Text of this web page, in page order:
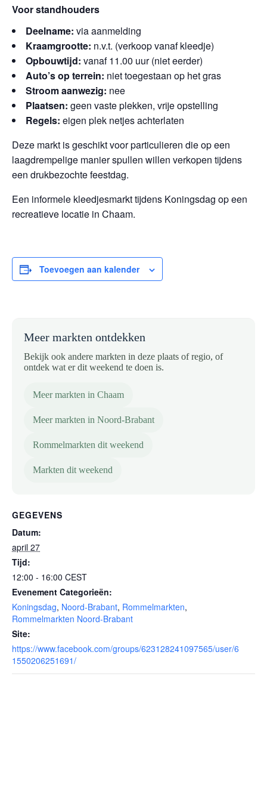
Voor standhouders
Deelname: via aanmelding
Kraamgrootte: n.v.t. (verkoop vanaf kleedje)
Opbouwtijd: vanaf 11.00 uur (niet eerder)
Auto’s op terrein: niet toegestaan op het gras
Stroom aanwezig: nee
Plaatsen: geen vaste plekken, vrije opstelling
Regels: eigen plek netjes achterlaten
Deze markt is geschikt voor particulieren die op een
laagdrempelige manier spullen willen verkopen tijdens
een drukbezochte feestdag.
Een informele kleedjesmarkt tijdens Koningsdag op een
recreatieve locatie in Chaam.
Toevoegen aan kalender
Meer markten ontdekken
Bekijk ook andere markten in deze plaats of regio, of
ontdek wat er dit weekend te doen is.
Meer markten in Chaam
Meer markten in Noord-Brabant
Rommelmarkten dit weekend
Markten dit weekend
GEGEVENS
Datum:
april 27
Tijd:
12:00 - 16:00 CEST
Evenement Categorieën:
Koningsdag, Noord-Brabant, Rommelmarkten,
Rommelmarkten Noord-Brabant
Site:
https://www.facebook.com/groups/623128241097565/user/6
1550206251691/